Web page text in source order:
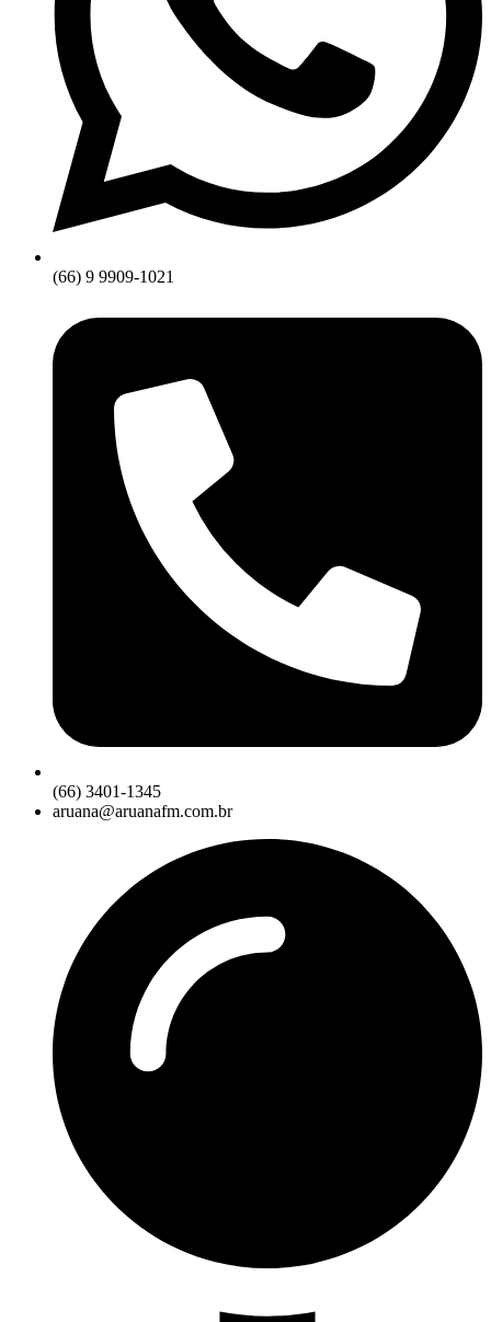
(66) 9 9909-1021
(66) 3401-1345
aruana@aruanafm.com.br